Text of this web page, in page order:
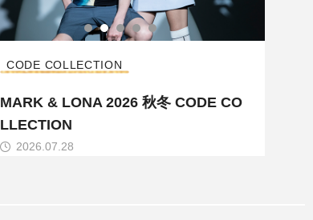
2026.07.28
CODE COLLECTION
MARK & LONA 2026 秋冬 CODE CO
LLECTION